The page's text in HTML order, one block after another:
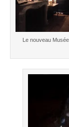
Le nouveau